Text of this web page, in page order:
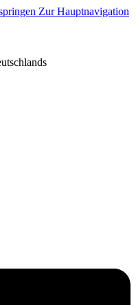
Zur Hauptnavigation